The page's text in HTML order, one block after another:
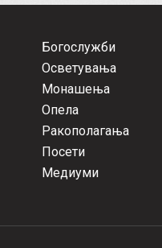
Богослужби
Осветувања
Монашења
Опела
Ракополагања
Посети
Медиуми